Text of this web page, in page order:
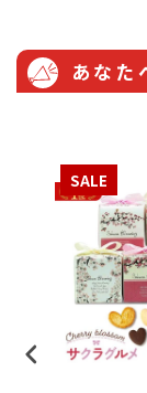
あなた
SALE